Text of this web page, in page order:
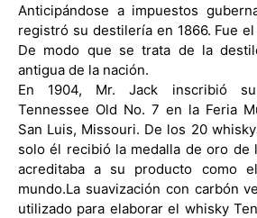
Anticipándose a impuestos
registró su destilería en 1866. Fue
De modo que se trata de la
antigua de la nación.
En 1904, Mr. Jack inscribió
Tennessee Old No. 7 en la Feria
San Luis, Missouri. De los 20
solo él recibió la medalla de oro de
acreditaba a su producto como
mundo.La suavización con carbón
utilizado para elaborar el whisky